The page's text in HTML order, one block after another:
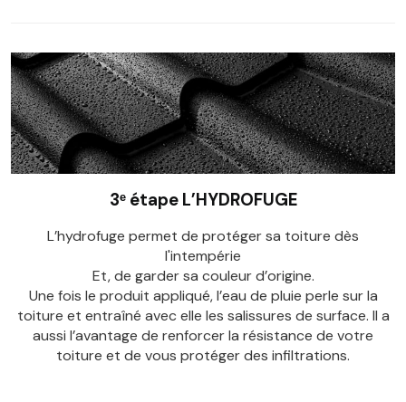
3ᵉ étape L’HYDROFUGE
L’hydrofuge permet de protéger sa toiture dès
l'intempérie
Et, de garder sa couleur d’origine.
Une fois le produit appliqué, l’eau de pluie perle sur la
toiture et entraîné avec elle les salissures de surface. Il a
aussi l’avantage de renforcer la résistance de votre
toiture et de vous protéger des infiltrations.